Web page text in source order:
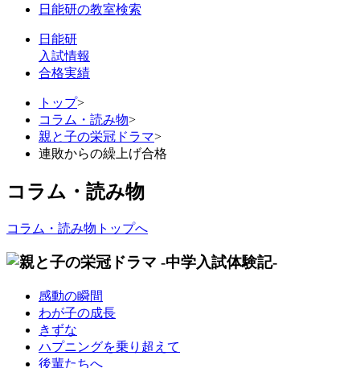
日能研の教室検索
日能研
入試情報
合格実績
トップ>
コラム・読み物>
親と子の栄冠ドラマ>
連敗からの繰上げ合格
コラム・読み物
コラム・読み物トップへ
感動の瞬間
わが子の成長
きずな
ハプニングを乗り超えて
後輩たちへ